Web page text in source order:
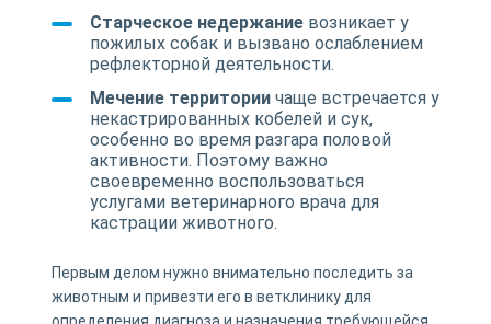
Старческое недержаниевозникает у
пожилых собак и вызвано ослаблением
рефлекторной деятельности.
Мечение территориичаще встречается у
некастрированных кобелей и сук,
особенно во время разгара половой
активности. Поэтому важно
своевременно воспользоваться
услугами ветеринарного врача для
кастрации животного.
Первым делом нужно внимательно последить за
животным и привезти его в ветклинику для
определения диагноза и назначения требующейся